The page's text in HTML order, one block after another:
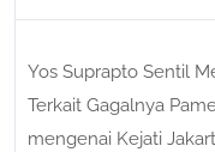
Yos Suprapto Sentil
Terkait Gagalnya
mengenai Kejati